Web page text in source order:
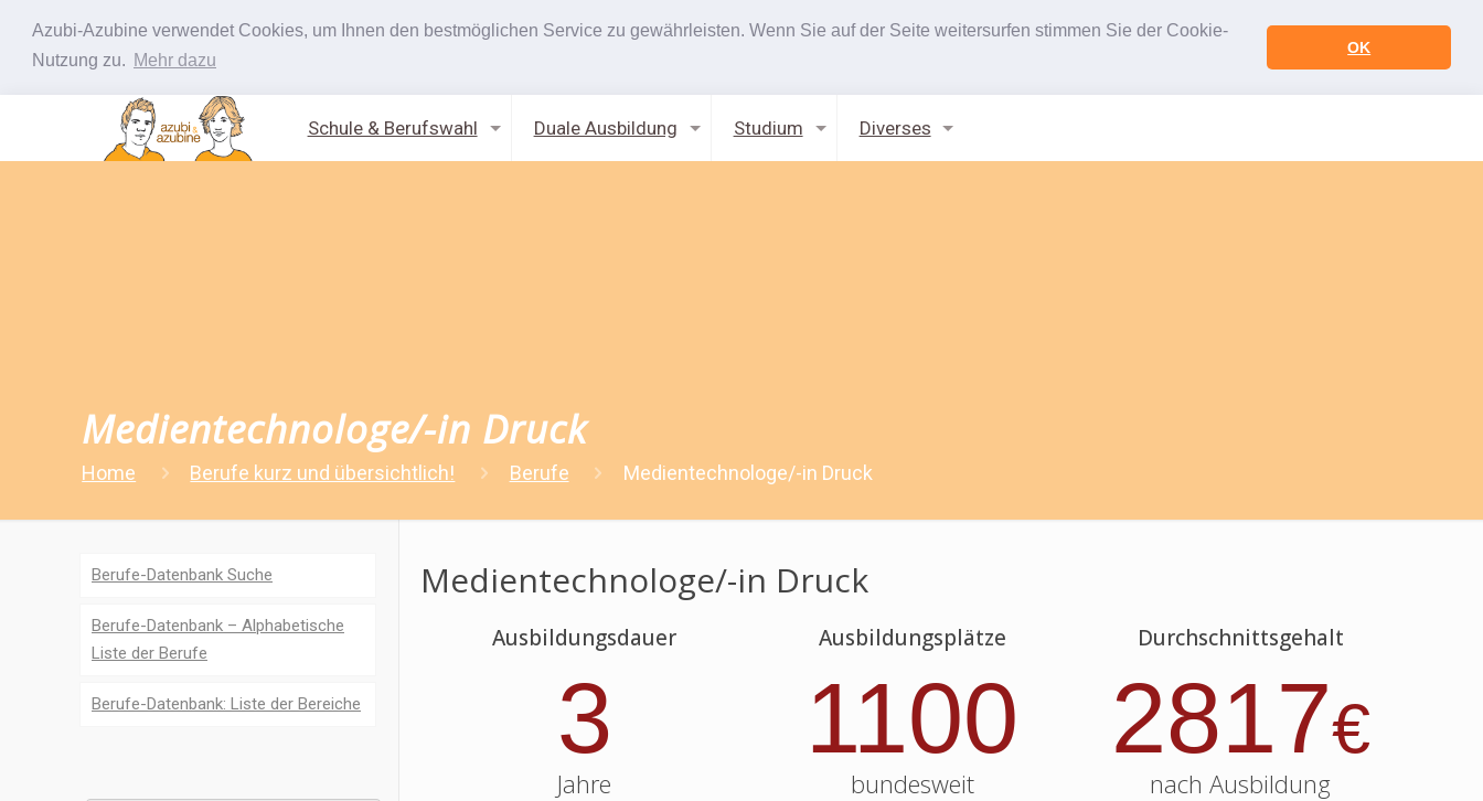
Azubi-Azubine verwendet Cookies, um Ihnen den bestmöglichen Service zu gewährleisten. Wenn Sie auf der Seite weitersurfen stimmen Sie der Cookie-
Nutzung zu. Mehr dazu
OK
Schule & Berufswahl Duale Ausbildung Studium Diverses
Medientechnologe/-in Druck
Home Berufe kurz und übersichtlich! Berufe Medientechnologe/-in Druck
Medientechnologe/-in Druck
Ausbildungsdauer
3
Jahre
Ausbildungsplätze
1100
bundesweit
Durchschnittsgehalt
2817€
nach Ausbildung
Berufe-Datenbank Suche
Berufe-Datenbank – Alphabetische
Liste der Berufe
Berufe-Datenbank: Liste der Bereiche